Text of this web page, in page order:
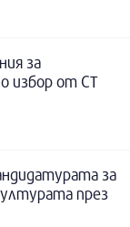
за
избор от СТ
за
през